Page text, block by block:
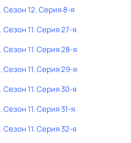
. Сезон 12. Серия 8-я
. Сезон 11. Серия 27-я
. Сезон 11. Серия 28-я
. Сезон 11. Серия 29-я
. Сезон 11. Серия 30-я
. Сезон 11. Серия 31-я
. Сезон 11. Серия 32-я